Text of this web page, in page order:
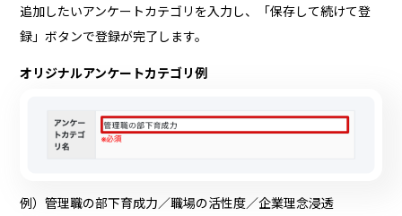
追加したいアンケートカテゴリを入力し、「保存して続けて登
録」ボタンで登録が完了します。
オリジナルアンケートカテゴリ例
例）管理職の部下育成力／職場の活性度／企業理念浸透